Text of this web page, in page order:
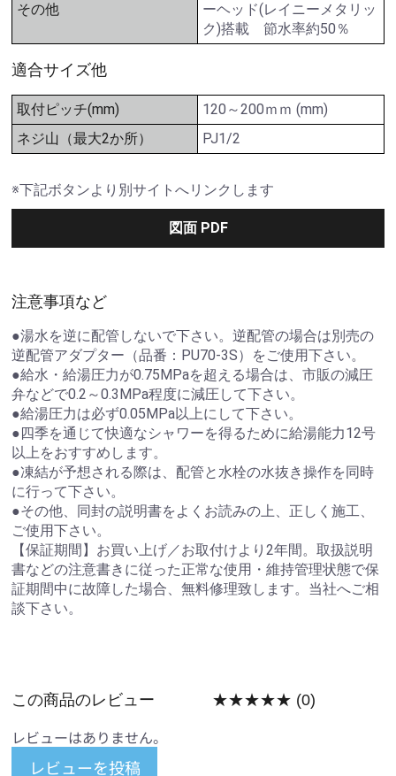
その他
ーヘッド(レイニーメタリッ
ク)搭載 節水率約50％
適合サイズ他
取付ピッチ(mm)
120～200ｍｍ (mm)
ネジ山（最大2か所）
PJ1/2
※下記ボタンより別サイトへリンクします
図面 PDF
注意事項など
●湯水を逆に配管しないで下さい。逆配管の場合は別売の
逆配管アダプター（品番：PU70-3S）をご使用下さい。
●給水・給湯圧力が0.75MPaを超える場合は、市販の減圧
弁などで0.2～0.3MPa程度に減圧して下さい。
●給湯圧力は必ず0.05MPa以上にして下さい。
●四季を通じて快適なシャワーを得るために給湯能力12号
以上をおすすめします。
●凍結が予想される際は、配管と水栓の水抜き操作を同時
に行って下さい。
●その他、同封の説明書をよくお読みの上、正しく施工、
ご使用下さい。
【保証期間】お買い上げ／お取付けより2年間。取扱説明
書などの注意書きに従った正常な使用・維持管理状態で保
証期間中に故障した場合、無料修理致します。当社へご相
談下さい。
この商品のレビュー ★★★★★ (0)
レビューはありません。
レビューを投稿